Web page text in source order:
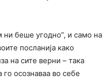
беше угодно”, и само на
посланија како
на сите верни – така
осознаваа во себе